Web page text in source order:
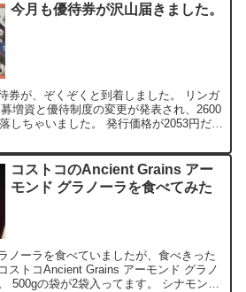
今月も優待券が沢山届きました。
券が、ぞくぞくと到着しました。 リンガ
増資と優待制度の変更が発表され、2600
しちゃいました。 発行価格が2053円だっ
コストコのAncient Grains アー
モンド グラノーラを食べてみた
ノーラを食べていましたが、食べきった
ストコAncient Grains アーモンド グラノ
500gの袋が2袋入ってます。 シナモンの